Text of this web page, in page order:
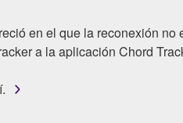
en el que la reconexión
a la aplicación Chord